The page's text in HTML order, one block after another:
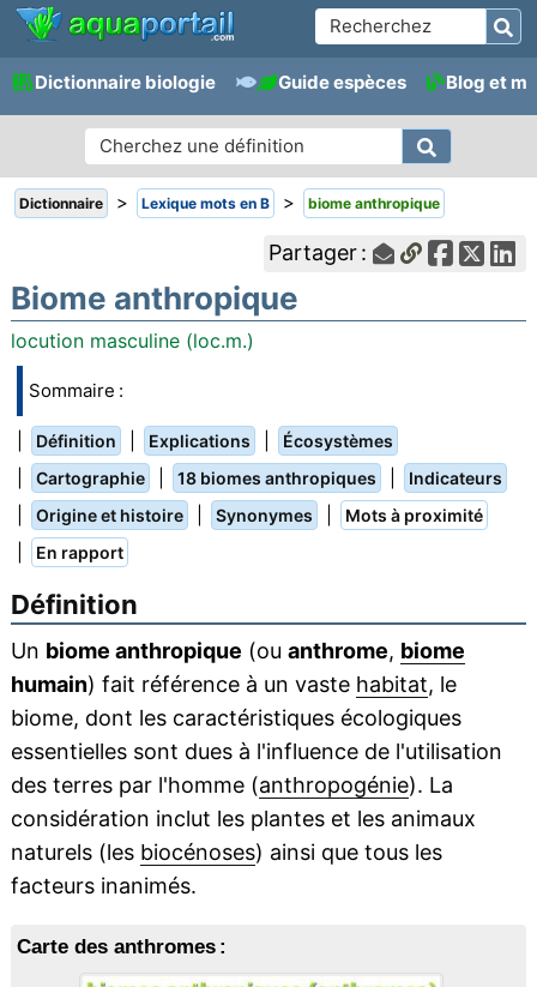
Dictionnaire biologie Guide espèces Blog et
Dictionnaire > Lexique mots en B > biome anthropique
Partager :
Biome anthropique
locution masculine (loc.m.)
Sommaire :
Définition Explications Écosystèmes
Cartographie 18 biomes anthropiques Indicateurs
Origine et histoire Synonymes Mots à proximité
En rapport
Définition
Un biome anthropique (ou anthrome, biome
humain) fait référence à un vaste habitat, le
biome, dont les caractéristiques écologiques
essentielles sont dues à l'influence de l'utilisation
des terres par l'homme (anthropogénie). La
considération inclut les plantes et les animaux
naturels (les biocénoses) ainsi que tous les
facteurs inanimés.
Carte des anthromes :